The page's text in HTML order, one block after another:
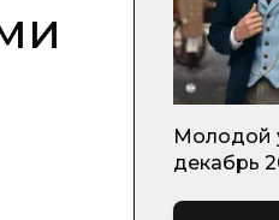
Молодой
декабрь